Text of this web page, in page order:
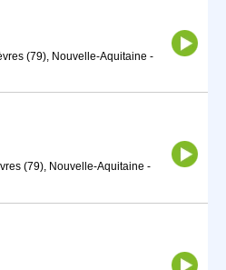
(79), Nouvelle-Aquitaine -
(79), Nouvelle-Aquitaine -